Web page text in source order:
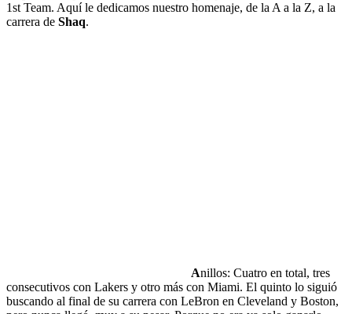
1st Team. Aquí le dedicamos nuestro homenaje, de la A a la Z, a la
carrera de Shaq.
Anillos: Cuatro en total, tres
consecutivos con Lakers y otro más con Miami. El quinto lo siguió
buscando al final de su carrera con LeBron en Cleveland y Boston,